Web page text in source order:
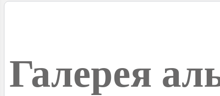
Галерея